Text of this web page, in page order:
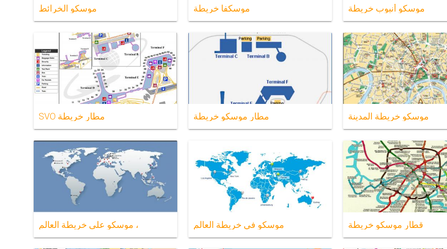
موسكو الخرائط موسكفا خريطة موسكو أنبوب خريطة
SVO مطار خريطة مطار موسكو خريطة موسكو خريطة المدينة
موسكو على خريطة العالم ، موسكو في خريطة العالم قطار موسكو خريطة